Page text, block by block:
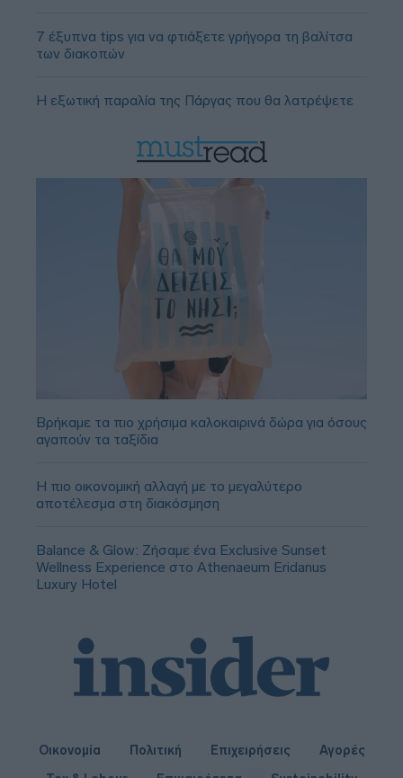
7 έξυπνα tips για να φτιάξετε γρήγορα τη βαλίτσα
των διακοπών
Η εξωτική παραλία της Πάργας που θα λατρέψετε
Βρήκαμε τα πιο χρήσιμα καλοκαιρινά δώρα για όσους
αγαπούν τα ταξίδια
Η πιο οικονομική αλλαγή με το μεγαλύτερο
αποτέλεσμα στη διακόσμηση
Balance & Glow: Ζήσαμε ένα Exclusive Sunset
Wellness Experience στο Athenaeum Eridanus
Luxury Hotel
Οικονομία Πολιτική Επιχειρήσεις
Αγορές